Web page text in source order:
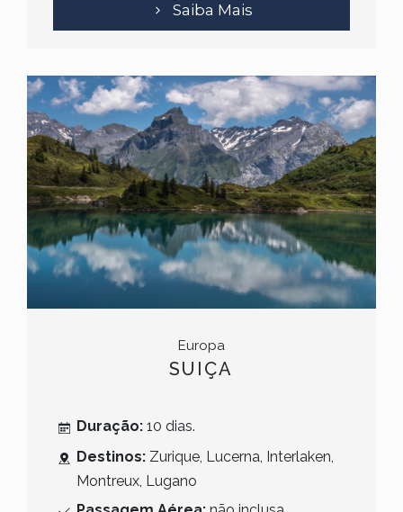
Saiba Mais
Europa
SUIÇA
Duração:10 dias.
Destinos: Zurique, Lucerna, Interlaken,
Montreux, Lugano